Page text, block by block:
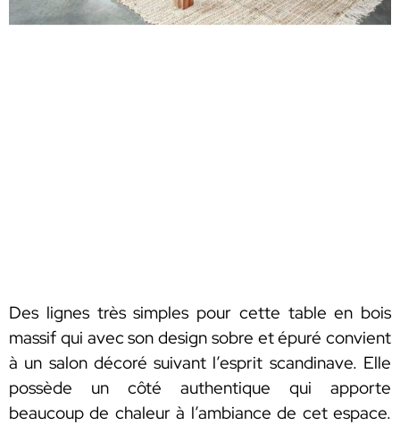
Des lignes très simples pour cette table en bois
massif qui avec son design sobre et épuré convient
à un salon décoré suivant l’esprit scandinave. Elle
possède un côté authentique qui apporte
beaucoup de chaleur à l’ambiance de cet espace.